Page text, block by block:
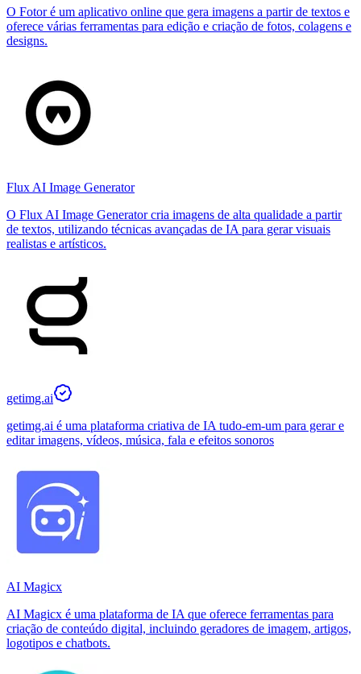
O Fotor é um aplicativo online que gera imagens a partir de textos e
oferece várias ferramentas para edição e criação de fotos, colagens e
designs.
Flux AI Image Generator
O Flux AI Image Generator cria imagens de alta qualidade a partir
de textos, utilizando técnicas avançadas de IA para gerar visuais
realistas e artísticos.
getimg.ai
getimg.ai é uma plataforma criativa de IA tudo-em-um para gerar e
editar imagens, vídeos, música, fala e efeitos sonoros
AI Magicx
AI Magicx é uma plataforma de IA que oferece ferramentas para
criação de conteúdo digital, incluindo geradores de imagem, artigos,
logotipos e chatbots.